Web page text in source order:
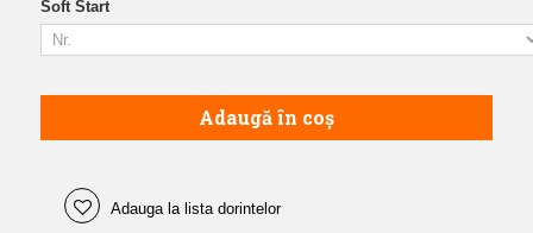
Soft Start
Adaugă în coș
Adauga la lista dorintelor